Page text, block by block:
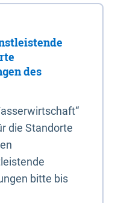
des
die Standorte
bitte bis